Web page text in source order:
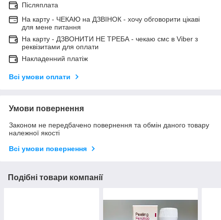
Післяплата
На карту - ЧЕКАЮ на ДЗВІНОК - хочу обговорити цікаві
для мене питання
На карту - ДЗВОНИТИ НЕ ТРЕБА - чекаю смс в Viber з
реквізитами для оплати
Накладенний платіж
Всі умови оплати
Умови повернення
Законом не передбачено повернення та обмін даного товару
належної якості
Всі умови повернення
Подібні товари компанії